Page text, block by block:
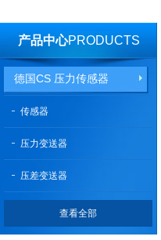
产品中心PRODUCTS
德国CS 压力传感器
传感器
压力变送器
压差变送器
查看全部